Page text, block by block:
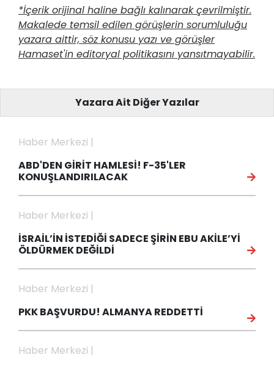
*İçerik orijinal haline bağlı kalınarak çevrilmiştir.
Makalede temsil edilen görüşlerin sorumluluğu
yazara aittir, söz konusu yazı ve görüşler
Hamaset'in editoryal politikasını yansıtmayabilir.
Yazara Ait Diğer Yazılar
Haber Merkezi |
ABD'DEN GİRİT HAMLESİ! F-35'LER
KONUŞLANDIRILACAK
Haber Merkezi |
İSRAİL’İN İSTEDİĞİ SADECE ŞİRİN EBU AKİLE’Yİ
ÖLDÜRMEK DEĞİLDİ
Haber Merkezi |
PKK BAŞVURDU! ALMANYA REDDETTİ
Haber Merkezi |